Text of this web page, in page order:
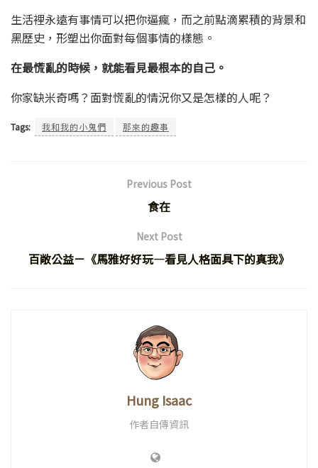
生活裡永遠有事情可以把你逼瘋，而之前點滴累積的背景和
黑歷史，形塑出你面對每個事情的樣態。
在最慌亂的時候，就能看見最根本的自己。
你家缺米奇嗎？面對慌亂的情況你又是怎樣的人呢？
Tags: 我和我的小鬼們 那來的趣事
Previous Post
食在
Next Post
百敞公益－《馬雅好好玩—看見人格面具下的真我》
Hung Isaac
作者自傳資訊